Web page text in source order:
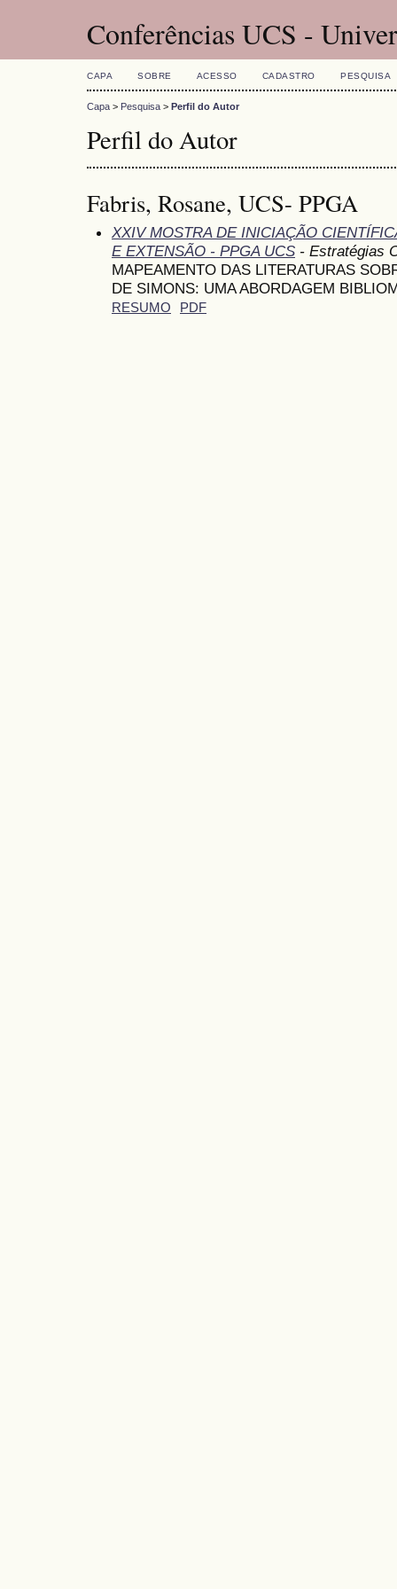
Conferências UCS -
CAPA SOBRE ACESSO CADASTRO PESQUISA
Capa > Pesquisa > Perfil do Autor
Perfil do Autor
Fabris, Rosane, UCS- PPGA
XXIV MOSTRA DE INICIAÇÃO
E EXTENSÃO - PPGA UCS - Estratégias
MAPEAMENTO DAS LITERATURAS
DE SIMONS: UMA ABORDAGEM
RESUMO PDF